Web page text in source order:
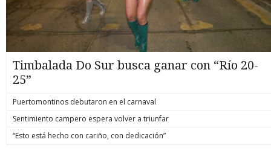
Timbalada Do Sur busca ganar con “Río 20-
25”
Puertomontinos debutaron en el carnaval
Sentimiento campero espera volver a triunfar
“Esto está hecho con cariño, con dedicación”